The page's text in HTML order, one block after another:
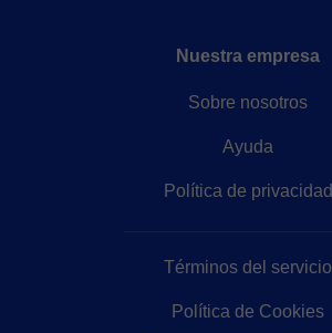
Nuestra empresa
Sobre nosotros
Ayuda
Política de privacidad
Términos del servicio
Política de Cookies